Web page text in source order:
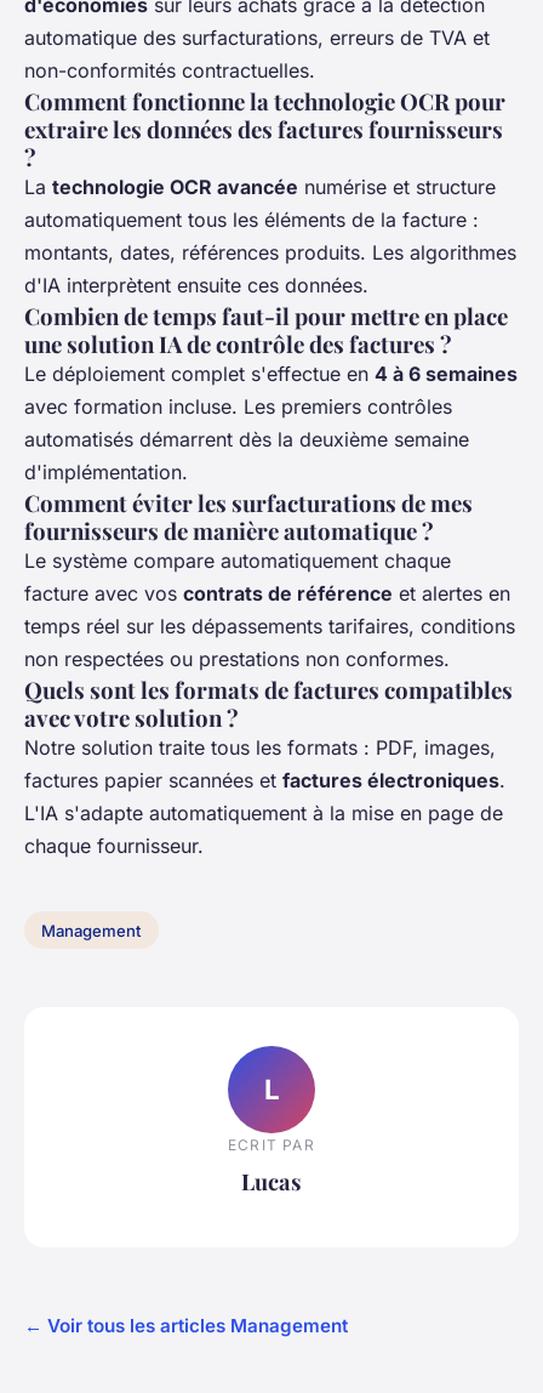
automatique des surfacturations, erreurs de TVA et
non-conformités contractuelles.
Comment fonctionne la technologie OCR pour
extraire les données des factures fournisseurs
?
La technologie OCR avancée numérise et structure
automatiquement tous les éléments de la facture :
montants, dates, références produits. Les algorithmes
d'IA interprètent ensuite ces données.
Combien de temps faut-il pour mettre en place
une solution IA de contrôle des factures ?
Le déploiement complet s'effectue en 4 à 6 semaines
avec formation incluse. Les premiers contrôles
automatisés démarrent dès la deuxième semaine
d'implémentation.
Comment éviter les surfacturations de mes
fournisseurs de manière automatique ?
Le système compare automatiquement chaque
facture avec vos contrats de référence et alertes en
temps réel sur les dépassements tarifaires, conditions
non respectées ou prestations non conformes.
Quels sont les formats de factures compatibles
avec votre solution ?
Notre solution traite tous les formats : PDF, images,
factures papier scannées et factures électroniques.
L'IA s'adapte automatiquement à la mise en page de
chaque fournisseur.
Management
L
ECRIT PAR
Lucas
← Voir tous les articles Management